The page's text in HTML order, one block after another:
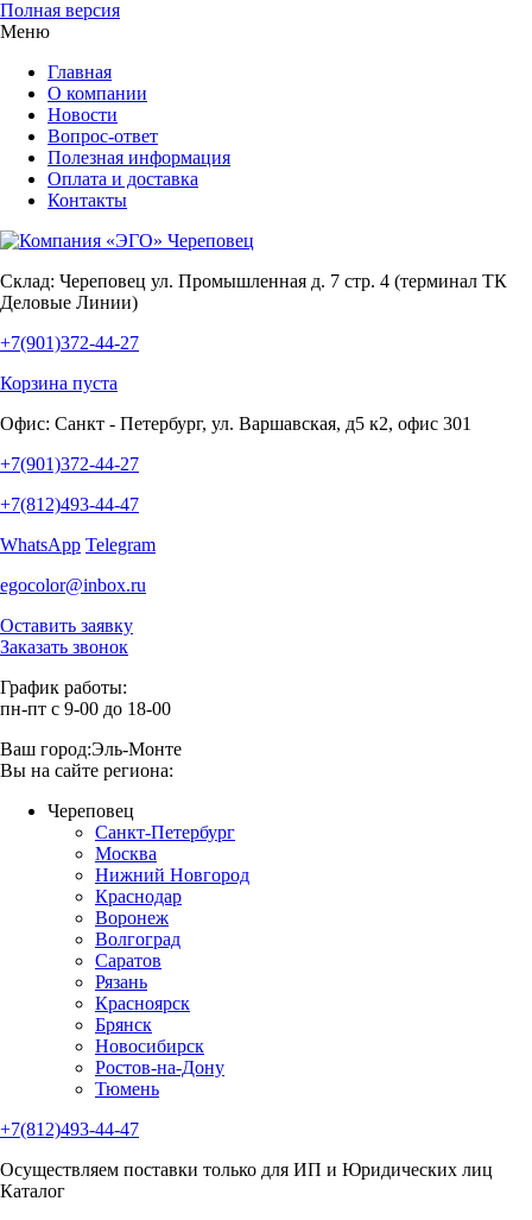
Полная версия
Меню
Главная
О компании
Новости
Вопрос-ответ
Полезная информация
Оплата и доставка
Контакты
Склад: Череповец ул. Промышленная д. 7 стр. 4 (терминал ТК
Деловые Линии)
+7(901)372-44-27
Корзина пуста
Офис: Санкт - Петербург, ул. Варшавская, д5 к2, офис 301
+7(901)372-44-27
+7(812)493-44-47
WhatsApp Telegram
egocolor@inbox.ru
Оставить заявку
Заказать звонок
График работы:
пн-пт с 9-00 до 18-00
Ваш город:Эль-Монте
Вы на сайте региона:
Череповец
Санкт-Петербург
Москва
Нижний Новгород
Краснодар
Воронеж
Волгоград
Саратов
Рязань
Красноярск
Брянск
Новосибирск
Ростов-на-Дону
Тюмень
+7(812)493-44-47
Осуществляем поставки только для ИП и Юридических лиц
Каталог